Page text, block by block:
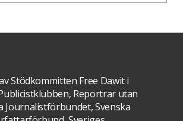
Stödkommitten Free Dawit i
Reportrar utan
Journalistförbundet, Svenska